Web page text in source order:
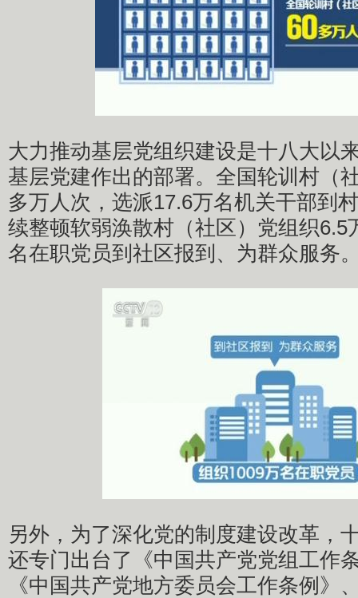
大力推动基层党组织建设是十八大以
基层党建作出的部署。全国轮训村（
多万人次，选派17.6万名机关干部到
续整顿软弱涣散村（社区）党组织6.5
名在职党员到社区报到、为群众服务
另外，为了深化党的制度建设改革，
还专门出台了《中国共产党党组工作
《中国共产党地方委员会工作条例》